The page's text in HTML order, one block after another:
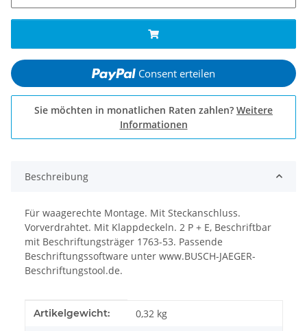
Consent erteilen
Sie möchten in monatlichen Raten zahlen? Weitere
Informationen
Beschreibung
Für waagerechte Montage. Mit Steckanschluss.
Vorverdrahtet. Mit Klappdeckeln. 2 P + E, Beschriftbar
mit Beschriftungsträger 1763-53. Passende
Beschriftungssoftware unter www.BUSCH-JAEGER-
Beschriftungstool.de.
Produkteigenschaft
Wert
Artikelgewicht: 0,32 kg